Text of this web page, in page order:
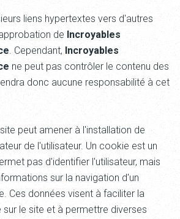
liens hypertextes vers d'autres
de Incroyables
. Cependant, Incroyables
ne peut pas contrôler le contenu des
donc aucune responsabilité à cet
peut amener à l'installation de
de l'utilisateur. Un cookie est un
pas d'identifier l'utilisateur, mais
sur la navigation d'un
Ces données visent à faciliter la
sur le site et à permettre diverses